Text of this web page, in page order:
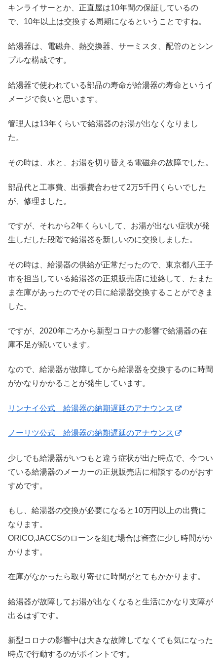
キンライサーとか、正直屋は10年間の保証しているの
で、10年以上は交換する周期になるということですね。
給湯器は、電磁弁、熱交換器、サーミスタ、配管のとシン
プルな構成です。
給湯器で使われている部品の寿命が給湯器の寿命というイ
メージで良いと思います。
管理人は13年くらいで給湯器のお湯が出なくなりまし
た。
その時は、水と、お湯を切り替える電磁弁の故障でした。
部品代と工事費、出張費合わせて2万5千円くらいでした
が、修理ました。
ですが、それから2年くらいして、お湯が出ない症状が発
生しだした段階で給湯器を新しいのに交換しました。
その時は、給湯器の供給が正常だったので、東京都八王子
市を担当している給湯器の正規販売店に連絡して、たまた
ま在庫があったのでその日に給湯器交換することができま
した。
ですが、2020年ごろから新型コロナの影響で給湯器の在
庫不足が続いています。
なので、給湯器が故障してから給湯器を交換するのに時間
がかなりかかることが発生しています。
リンナイ公式 給湯器の納期遅延のアナウンス
ノーリツ公式 給湯器の納期遅延のアナウンス
少しでも給湯器がいつもと違う症状が出た時点で、今つい
ている給湯器のメーカーの正規販売店に相談するのがおす
すめです。
もし、給湯器の交換が必要になると10万円以上の出費に
なります。
ORICO,JACCSのローンを組む場合は審査に少し時間がか
かります。
在庫がなかったら取り寄せに時間がとてもかかります。
給湯器が故障してお湯が出なくなると生活にかなり支障が
出るはずです。
新型コロナの影響中は大きな故障してなくても気になった
時点で行動するのがポイントです。